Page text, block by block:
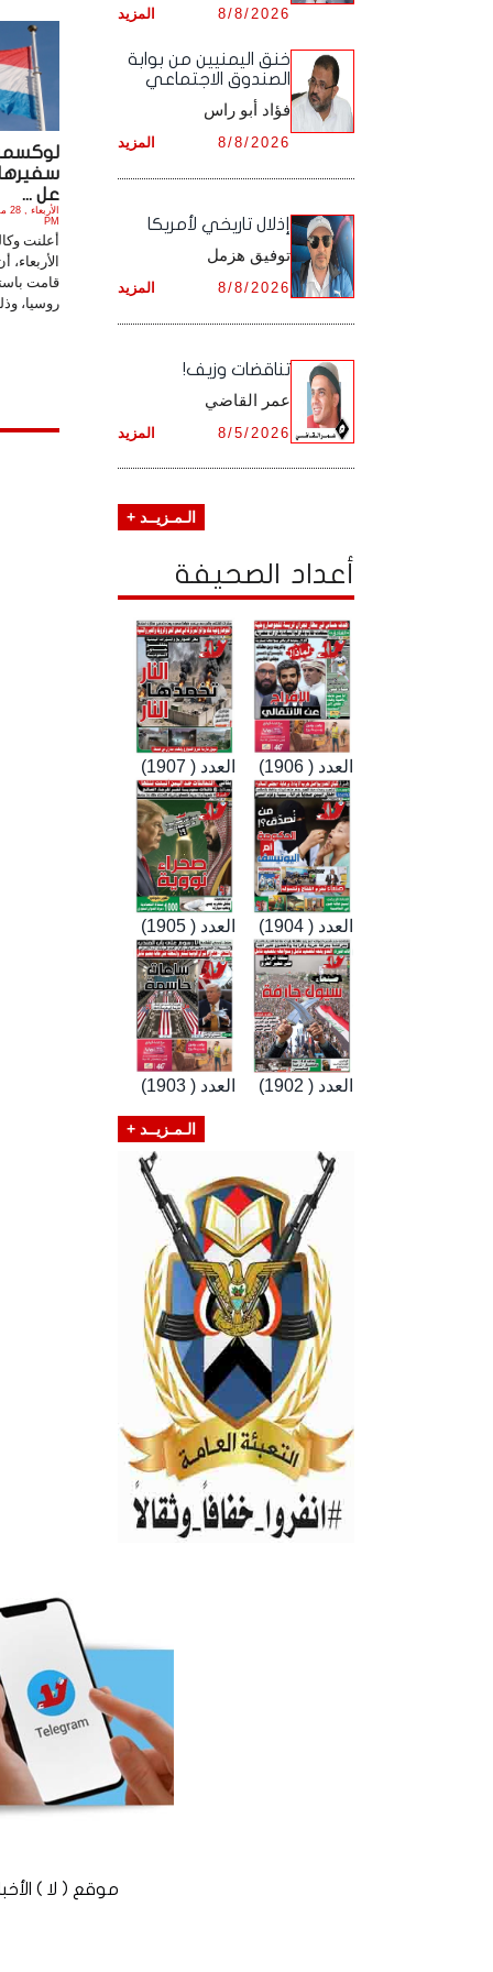
عل ...
PM
أعلنت
قامت
روسيا،
أرشيف شهر ديـسـمـبـر ,
المزيد 8/8/2026
خنق اليمنيين من بوابة
الصندوق الاجتماعي
فؤاد أبو راس
المزيد 8/8/2026
إذلال تاريخي لأمريكا
توفيق هزمل
المزيد 8/8/2026
تناقضات وزيف!
عمر القاضي
المزيد 8/5/2026
الـمـزيــد +
أعداد الصحيفة
العدد ( 1907) العدد ( 1906)
العدد ( 1905) العدد ( 1904)
العدد ( 1903) العدد ( 1902)
الـمـزيــد +
موقع ( لا ) الأخباري المستقل ©